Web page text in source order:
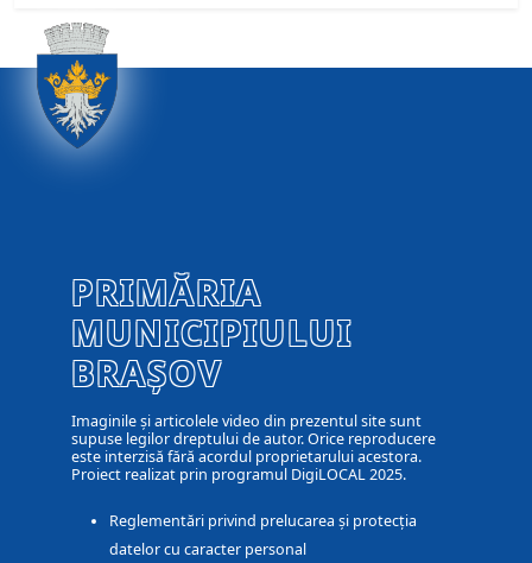
PRIMĂRIA
MUNICIPIULUI
BRAȘOV
Imaginile și articolele video din prezentul site sunt
supuse legilor dreptului de autor. Orice reproducere
este interzisă fără acordul proprietarului acestora.
Proiect realizat prin programul DigiLOCAL 2025.
Reglementări privind prelucarea și protecția
datelor cu caracter personal